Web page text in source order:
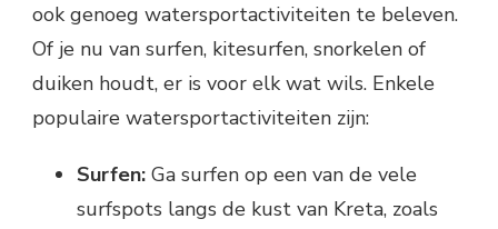
ook genoeg watersportactiviteiten te beleven.
Of je nu van surfen, kitesurfen, snorkelen of
duiken houdt, er is voor elk wat wils. Enkele
populaire watersportactiviteiten zijn:
Surfen: Ga surfen op een van de vele
surfspots langs de kust van Kreta, zoals